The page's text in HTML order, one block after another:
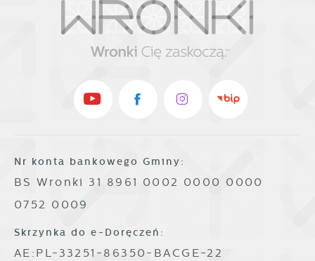
Nr konta bankowego Gminy:
BS Wronki 31 8961 0002 0000 0000
0752 0009
Skrzynka do e-Doręczeń:
AE:PL-33251-86350-BACGE-22